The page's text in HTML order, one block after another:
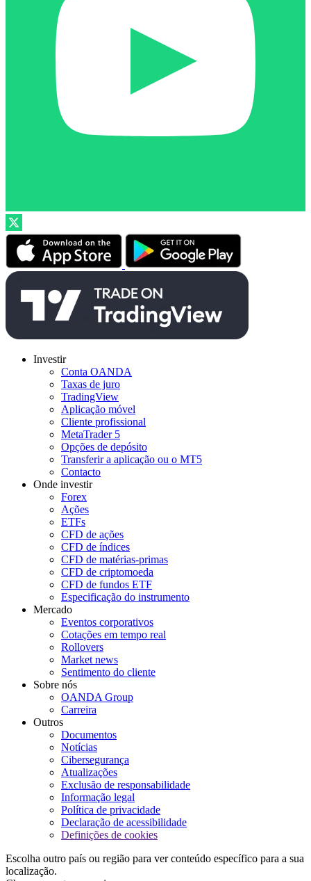
Investir
Conta OANDA
Taxas de juro
TradingView
Aplicação móvel
Cliente profissional
MetaTrader 5
Opções de depósito
Transferir a aplicação ou o MT5
Contacto
Onde investir
Forex
Ações
ETFs
CFD de ações
CFD de índices
CFD de matérias-primas
CFD de criptomoeda
CFD de fundos ETF
Especificação do instrumento
Mercado
Eventos corporativos
Cotações em tempo real
Rollovers
Market news
Sentimento do cliente
Sobre nós
OANDA Group
Carreira
Outros
Documentos
Notícias
Cibersegurança
Atualizações
Exclusão de responsabilidade
Informação legal
Política de privacidade
Declaração de acessibilidade
Definições de cookies
Escolha outro país ou região para ver conteúdo específico para a sua
localização.